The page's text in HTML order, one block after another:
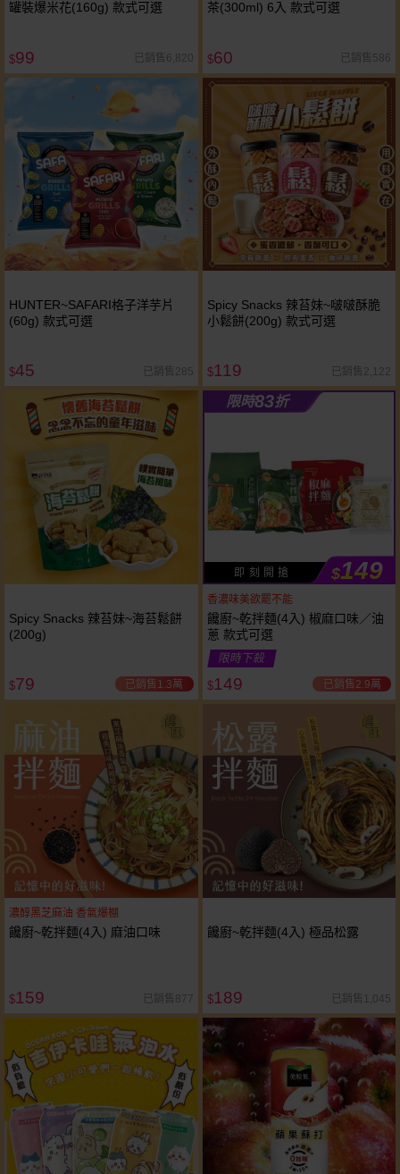
罐裝爆米花(160g) 款式可選
$99 已銷售6,820
茶(300ml) 6入 款式可選
$60 已銷售586
HUNTER~SAFARI格子洋芋片
(60g) 款式可選
$45 已銷售285
Spicy Snacks 辣苔妹~啵啵酥脆
小鬆餅(200g) 款式可選
$119 已銷售2,122
Spicy Snacks 辣苔妹~海苔鬆餅
(200g)
$79 已銷售1.3萬
限時83折
即 刻 開 搶 $149
香濃味美欲罷不能
饞廚~乾拌麵(4入) 椒麻口味／油
蔥 款式可選
限時下殺
$149 已銷售2.9萬
濃醇黑芝麻油 香氣爆棚
饞廚~乾拌麵(4入) 麻油口味
$159 已銷售877
饞廚~乾拌麵(4入) 極品松露
$189 已銷售1,045